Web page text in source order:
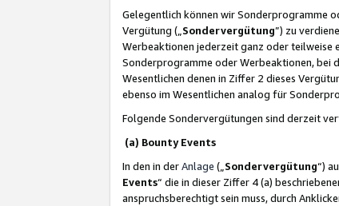
Gelegentlich können wir Sonderprogramme
Vergütung („ Sondervergütung”) zu
Werbeaktionen jederzeit ganz oder teilweise
Sonderprogramme oder Werbeaktionen, bei
Wesentlichen denen in Ziffer 2 dieses
ebenso im Wesentlichen analog für
Folgende Sondervergütungen sind derzeit
(a) Bounty Events
In den in derAnlage („ Sondervergütung“)
Events“ die in dieser Ziffer 4 (a)
anspruchsberechtigt sein muss, durch